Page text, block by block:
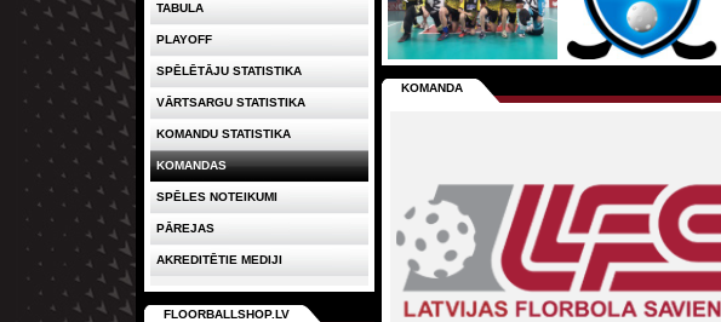
KOMANDA
TABULA
PLAYOFF
SPĒLĒTĀJU STATISTIKA
VĀRTSARGU STATISTIKA
KOMANDU STATISTIKA
KOMANDAS
SPĒLES NOTEIKUMI
PĀREJAS
AKREDITĒTIE MEDIJI
FLOORBALLSHOP.LV